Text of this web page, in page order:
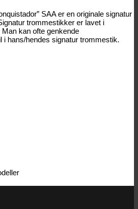
SAA er en originale signatur
trommestikker er lavet i
kan ofte genkende
i hans/hendes signatur trommestik.